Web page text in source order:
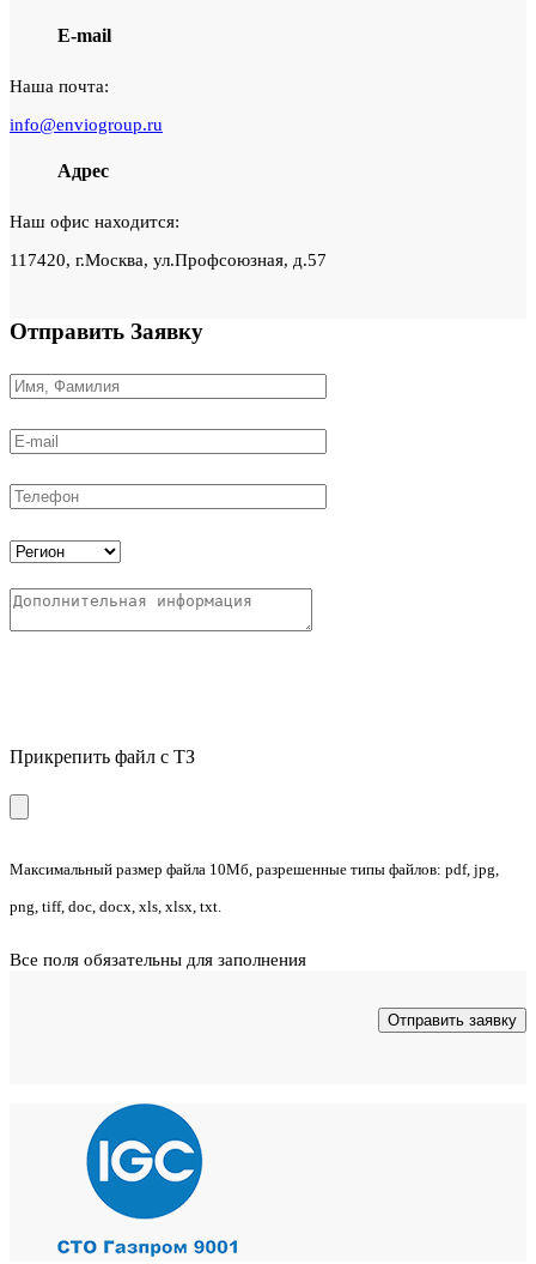
E-mail
Наша почта:
info@enviogroup.ru
Адрес
Наш офис находится:
117420, г.Москва, ул.Профсоюзная, д.57
Отправить Заявку
Прикрепить файл с ТЗ
Максимальный размер файла 10Мб, разрешенные типы файлов: pdf, jpg,
png, tiff, doc, docx, xls, xlsx, txt.
Все поля обязательны для заполнения